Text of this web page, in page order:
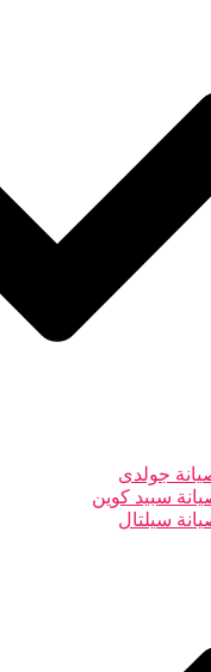
جولدى
سبيد كوين
سيلتال